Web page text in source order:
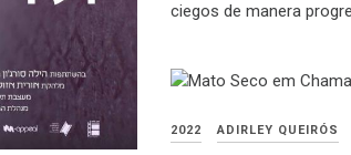
ciegos de manera
2022 ADIRLEY QUEIRÓS